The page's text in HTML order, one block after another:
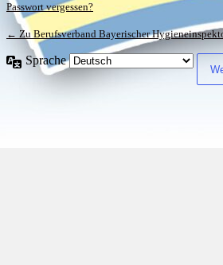
Passwort vergessen?
← Zu Berufsverband Bayerischer
Sprache